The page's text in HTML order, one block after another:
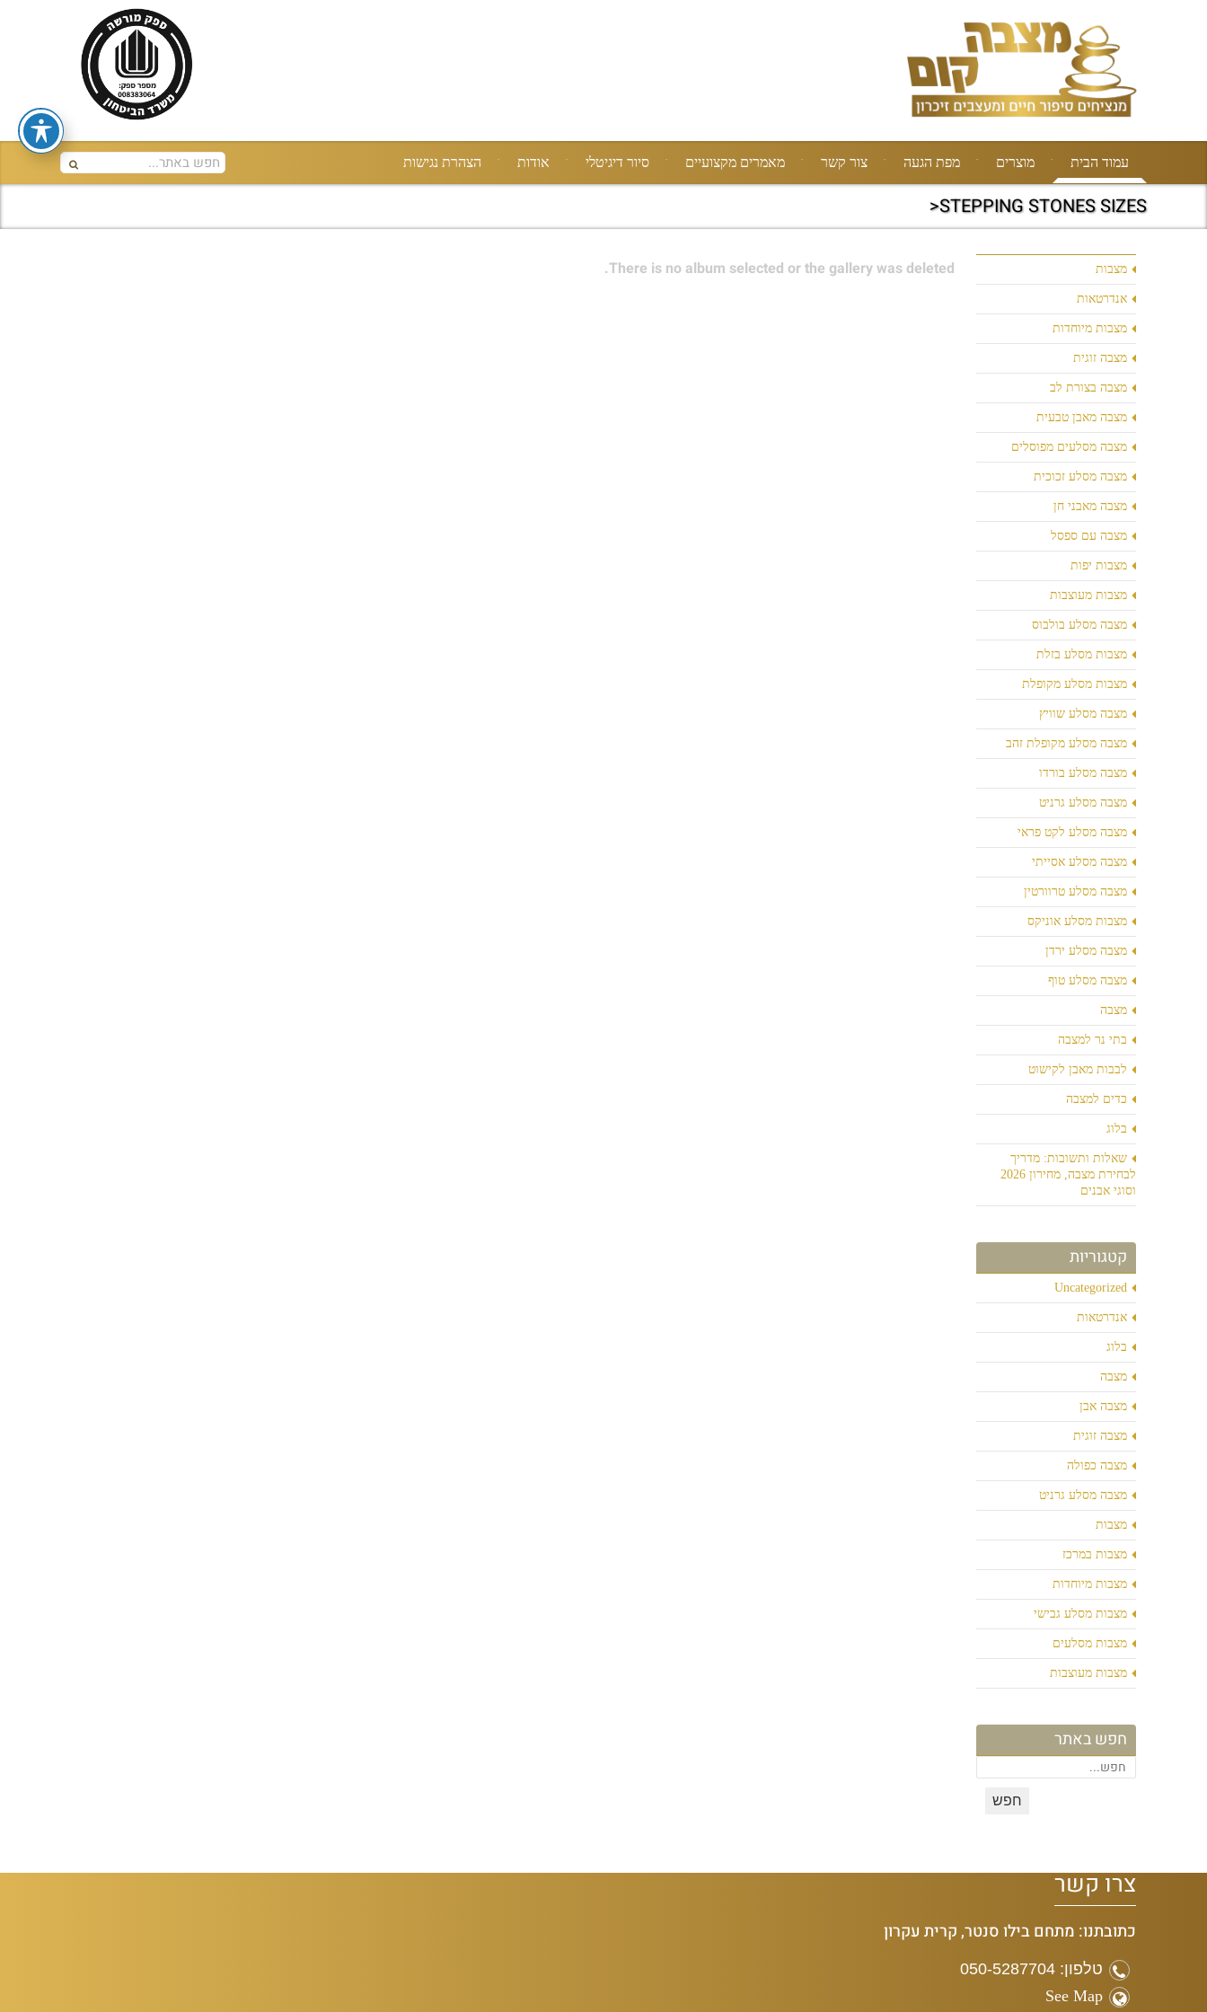
עמוד הבית מוצרים מפת הגעה צור קשר מאמרים מקצועיים סיור דיגיטלי אודות הצהרת נגישות
STEPPING STONES SIZES<
מצבות
אנדרטאות
מצבות מיוחדות
מצבה זוגית
מצבה בצורת לב
מצבה מאבן טבעית
מצבה מסלעים מפוסלים
מצבה מסלע זכוכית
מצבה מאבני חן
מצבה עם ספסל
מצבות יפות
מצבות מעוצבות
מצבה מסלע בולבוס
מצבות מסלע בזלת
מצבות מסלע מקופלת
מצבה מסלע שוויץ
מצבה מסלע מקופלת זהב
מצבה מסלע בורדו
מצבה מסלע גרניט
מצבה מסלע לקט פראי
מצבה מסלע אסייתי
מצבה מסלע טרוורטין
מצבות מסלע אוניקס
מצבה מסלע ירדן
מצבה מסלע טוף
מצבה
בתי נר למצבה
לבבות מאבן לקישוט
כדים למצבה
בלוג
שאלות ותשובות: מדריך
לבחירת מצבה, מחירון 2026
וסוגי אבנים
קטגוריות
Uncategorized
אנדרטאות
בלוג
מצבה
מצבה אבן
מצבה זוגית
מצבה כפולה
מצבה מסלע גרניט
מצבות
מצבות במרכז
מצבות מיוחדות
מצבות מסלע גבישי
מצבות מסלעים
מצבות מעוצבות
חפש באתר
There is no album selected or the gallery was deleted.
צרו קשר
כתובתנו: מתחם בילו סנטר, קרית עקרון
טלפון: 050-5287704
See Map